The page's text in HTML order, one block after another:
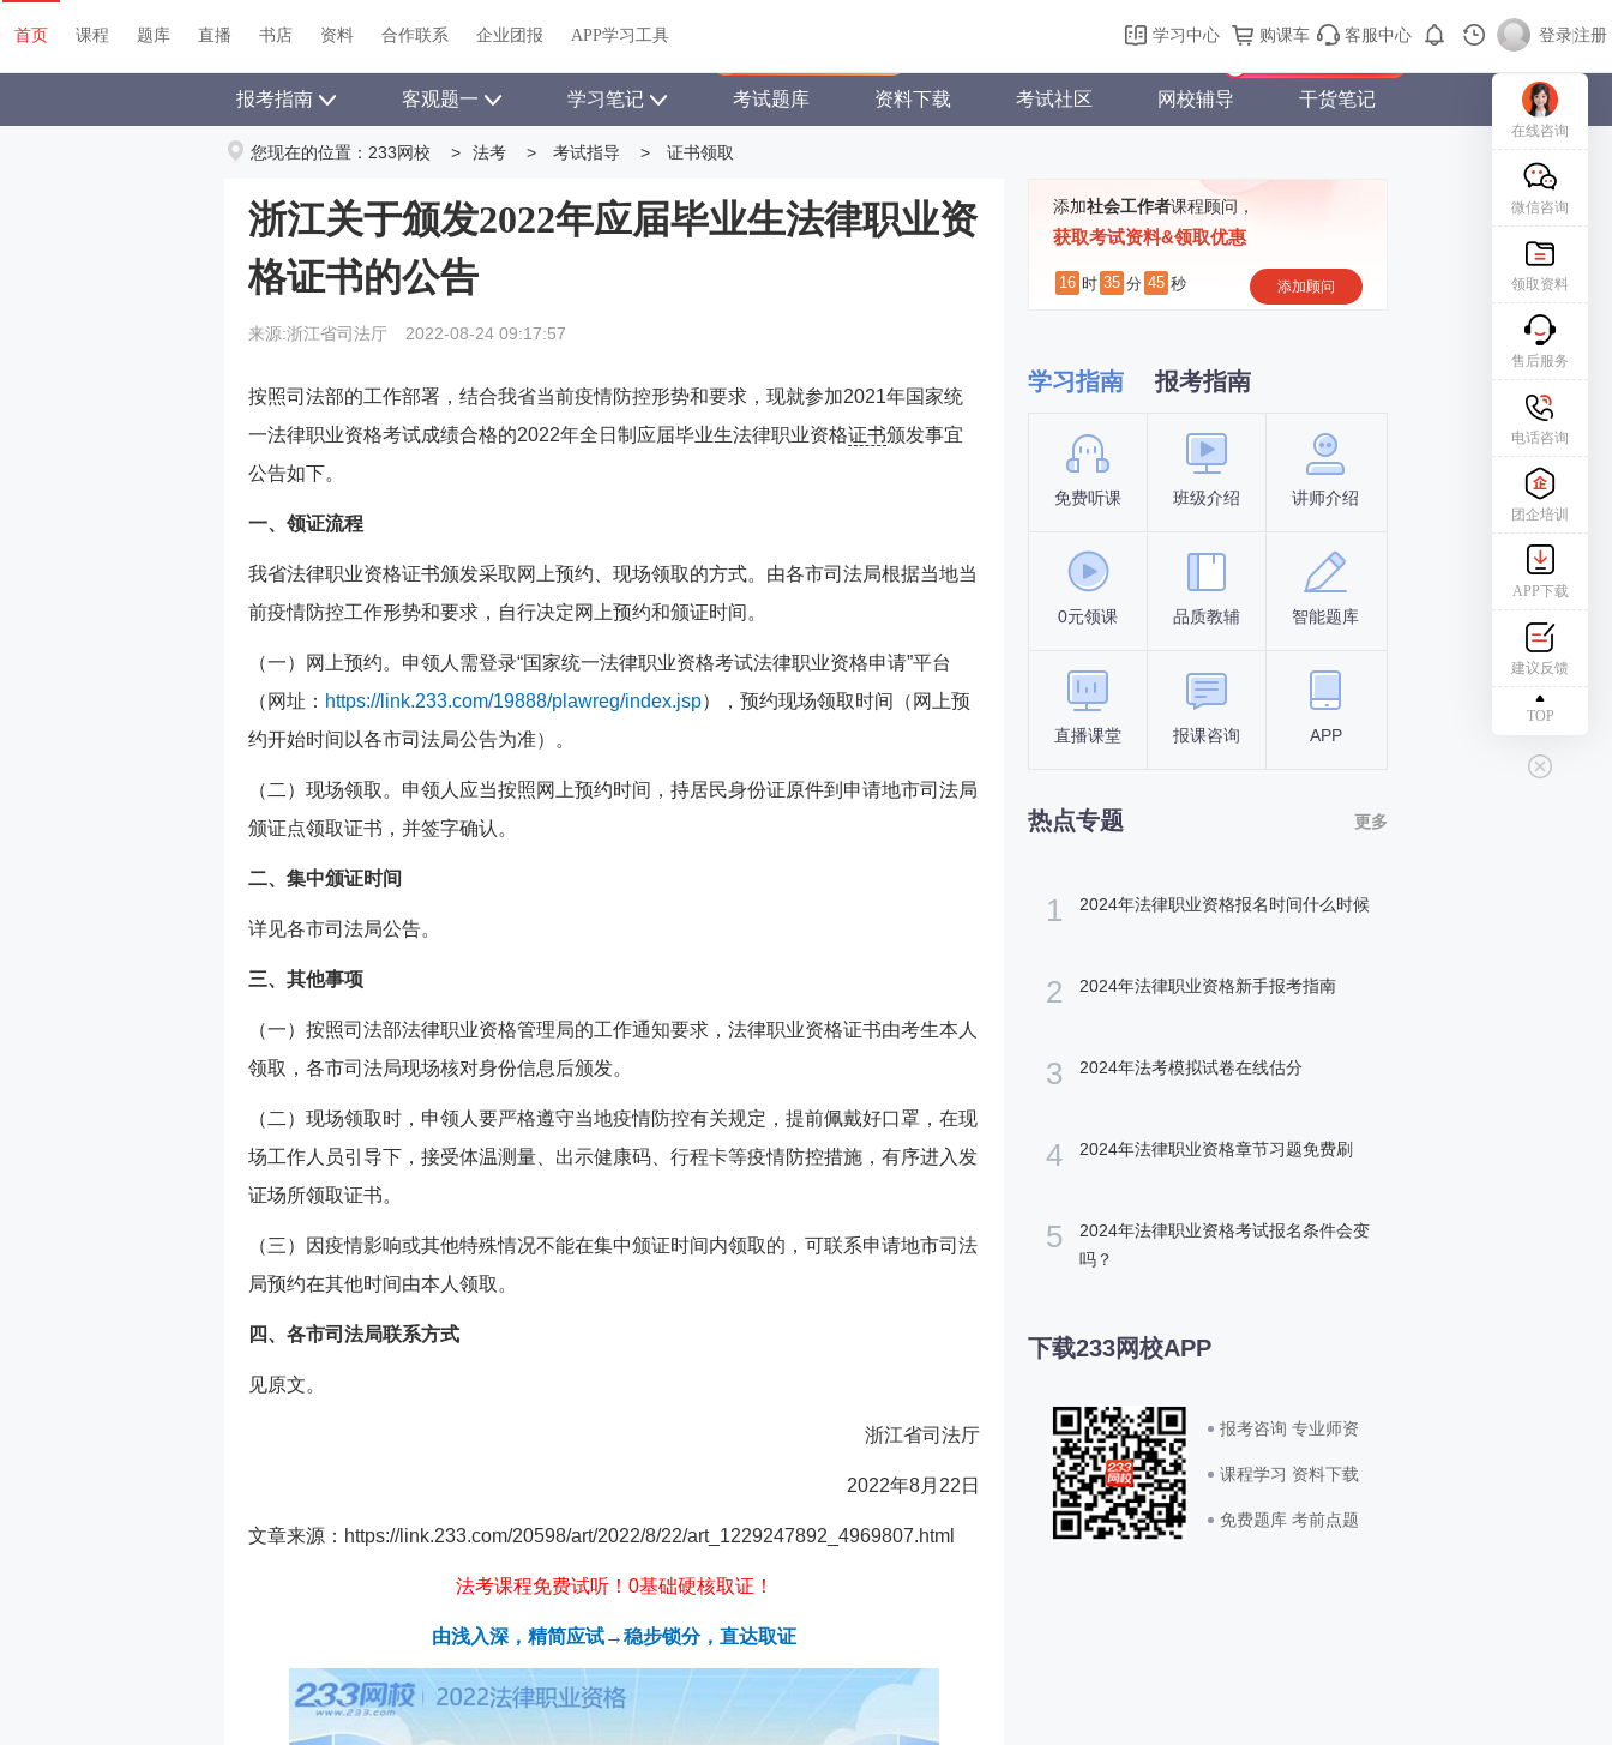
首页 课程 题库 直播 书店 资料 关于我们 帮助中心 购课车 登录/注册
首页 课程 题库 直播 书店 资料 合作联系 企业团报 APP学习工具 学习中心 购课车 客服中心 登录|注册
报考指南 客观题一 学习笔记 考试题库 资料下载 考试社区 网校辅导 干货笔记
您现在的位置： 233网校 > 法考 > 考试指导 > 证书领取
浙江关于颁发2022年应届毕业生法律职业资
格证书的公告
来源:浙江省司法厅 2022-08-24 09:17:57
按照司法部的工作部署，结合我省当前疫情防控形势和要求，现就参加2021年国家统
一法律职业资格考试成绩合格的2022年全日制应届毕业生法律职业资格证书颁发事宜
公告如下。
一、领证流程
我省法律职业资格证书颁发采取网上预约、现场领取的方式。由各市司法局根据当地当
前疫情防控工作形势和要求，自行决定网上预约和颁证时间。
（一）网上预约。申领人需登录“国家统一法律职业资格考试法律职业资格申请”平台
（网址： https://link.233.com/19888/plawreg/index.jsp），预约现场领取时间（网上预
约开始时间以各市司法局公告为准）。
（二）现场领取。申领人应当按照网上预约时间，持居民身份证原件到申请地市司法局
颁证点领取证书，并签字确认。
二、集中颁证时间
详见各市司法局公告。
三、其他事项
（一）按照司法部法律职业资格管理局的工作通知要求，法律职业资格证书由考生本人
领取，各市司法局现场核对身份信息后颁发。
（二）现场领取时，申领人要严格遵守当地疫情防控有关规定，提前佩戴好口罩，在现
场工作人员引导下，接受体温测量、出示健康码、行程卡等疫情防控措施，有序进入发
证场所领取证书。
（三）因疫情影响或其他特殊情况不能在集中颁证时间内领取的，可联系申请地市司法
局预约在其他时间由本人领取。
四、各市司法局联系方式
见原文。
浙江省司法厅
2022年8月22日
文章来源：https://link.233.com/20598/art/2022/8/22/art_1229247892_4969807.html
法考课程免费试听！0基础硬核取证！
由浅入深，精简应试→稳步锁分，直达取证
添加社会工作者课程顾问，
获取考试资料&领取优惠
16 时 35 分 44 秒 添加顾问
学习指南 报考指南
免费听课 班级介绍 讲师介绍
0元领课 品质教辅 智能题库
直播课堂 报课咨询 APP
报名时间
考试时间
热点专题 更多
1 2024年法律职业资格报名时间什么时候
2 2024年法律职业资格新手报考指南
3 2024年法考模拟试卷在线估分
4 2024年法律职业资格章节习题免费刷
5
2024年法律职业资格考试报名条件会变
吗？
下载233网校APP
报考咨询 专业师资
课程学习 资料下载
免费题库 考前点题
在线咨询
微信咨询
领取资料
售后服务
电话咨询
团企培训
APP下载
建议反馈
TOP